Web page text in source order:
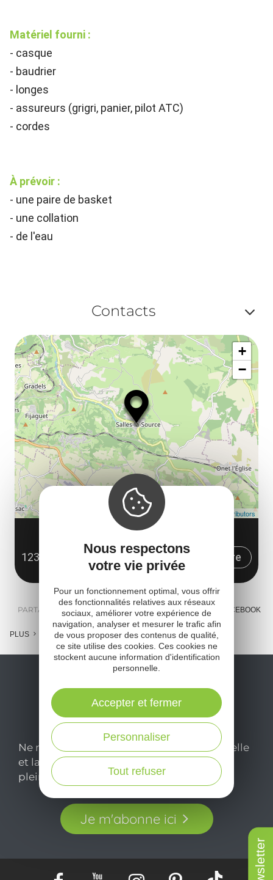
Matériel fourni :
- casque
- baudrier
- longes
- assureurs (grigri, panier, pilot ATC)
- cordes
À prévoir :
- une paire de basket
- une collation
- de l'eau
Contacts
ou
ESCALADE À SALLES-LA-SOURCE
12330 Salles-la-Source
Obtenir l'itinéraire
+
−
Leaflet| Map data © OpenStreetMap contributors
PARTAGER : E-MAIL MESSENGER FACEBOOK
PLUS
Ne manquez pas notre newsletter mensuelle
et laissez-vous inspirer pour profiter
pleinement de votre séjour en Aveyron.
Je m'abonne ici
Nous respectons
votre vie privée
Pour un fonctionnement optimal, vous offrir
des fonctionnalités relatives aux réseaux
sociaux, améliorer votre expérience de
navigation, analyser et mesurer le trafic afin
de vous proposer des contenus de qualité,
ce site utilise des cookies. Ces cookies ne
stockent aucune information d'identification
personnelle.
Tout refuser
Personnaliser
Accepter et fermer